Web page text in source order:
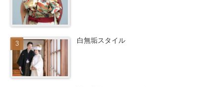
白無垢スタイル